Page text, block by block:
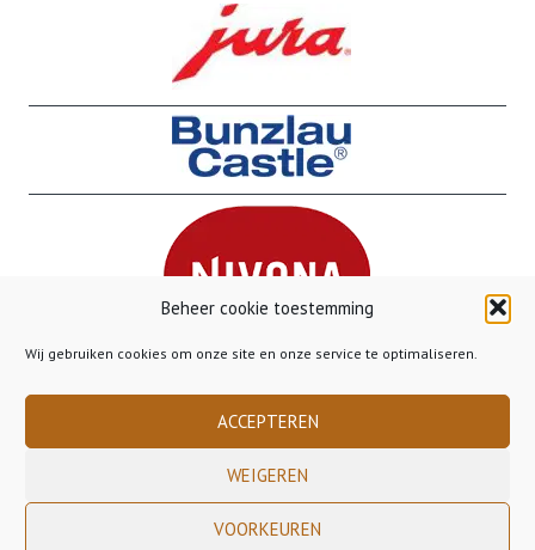
Beheer cookie toestemming
Wij gebruiken cookies om onze site en onze service te optimaliseren.
ACCEPTEREN
WEIGEREN
VOORKEUREN
vanaf €50,00 - - - Gratis verzending naar België vanaf €85,00